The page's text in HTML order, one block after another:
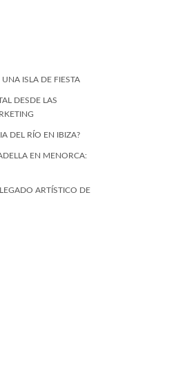
ISLA DE FIESTA
DESDE LAS
DEL RÍO EN IBIZA?
EN MENORCA:
ARTÍSTICO DE